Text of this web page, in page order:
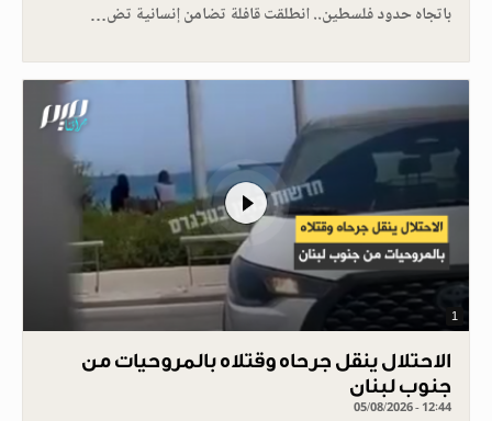
باتجاه حدود فلسطين.. انطلقت قافلة تضامن إنسانية تض…
1
الاحتلال ينقل جرحاه وقتلاه بالمروحيات من
جنوب لبنان
05/08/2026 - 12:44